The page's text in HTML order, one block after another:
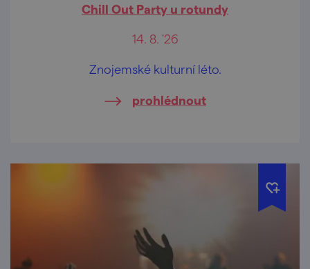
Chill Out Party u rotundy
14. 8. '26
Znojemské kulturní léto.
prohlédnout